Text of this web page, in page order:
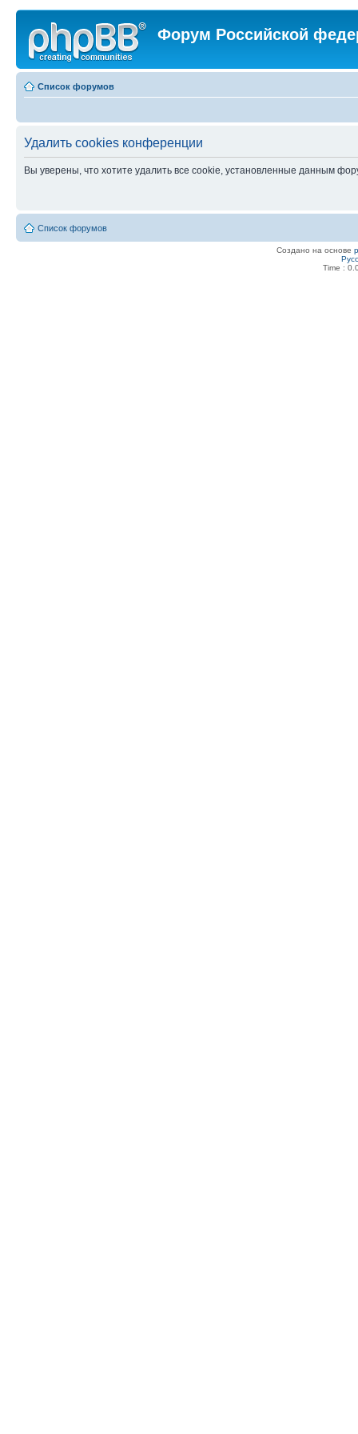
Форум Российской
Список форумов
Удалить cookies конференции
Вы уверены, что хотите удалить все cookie, установленные данным
Список форумов
Создано на основе
Time :